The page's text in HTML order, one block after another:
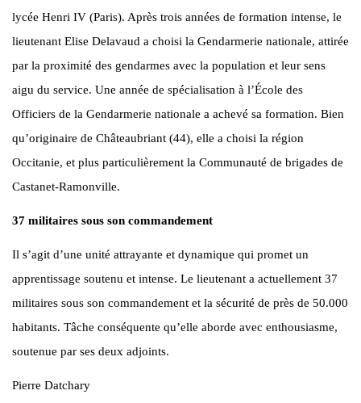
lycée Henri IV (Paris). Après trois années de formation intense, le
lieutenant Elise Delavaud a choisi la Gendarmerie nationale, attirée
par la proximité des gendarmes avec la population et leur sens
aigu du service. Une année de spécialisation à l’École des
Officiers de la Gendarmerie nationale a achevé sa formation. Bien
qu’originaire de Châteaubriant (44), elle a choisi la région
Occitanie, et plus particulièrement la Communauté de brigades de
Castanet-Ramonville.
37 militaires sous son commandement
Il s’agit d’une unité attrayante et dynamique qui promet un
apprentissage soutenu et intense. Le lieutenant a actuellement 37
militaires sous son commandement et la sécurité de près de 50.000
habitants. Tâche conséquente qu’elle aborde avec enthousiasme,
soutenue par ses deux adjoints.
Pierre Datchary